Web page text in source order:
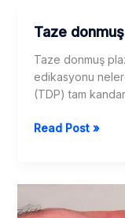
Kapsamlı
Bir
Kılavuz
Taze
Taze donmuş
edikasyonu
(TDP) tam
Taze
Read Post »